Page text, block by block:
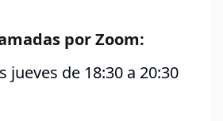
por Zoom:
jueves de 18:30 a 20:30